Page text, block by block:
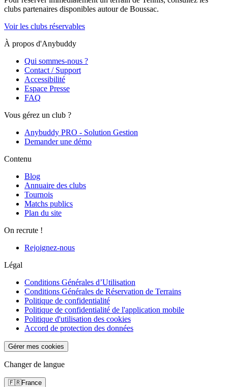
clubs partenaires disponibles autour de Boussac.
Voir les clubs réservables
À propos d'Anybuddy
Qui sommes-nous ?
Contact / Support
Accessibilité
Espace Presse
FAQ
Vous gérez un club ?
Anybuddy PRO - Solution Gestion
Demander une démo
Contenu
Blog
Annuaire des clubs
Tournois
Matchs publics
Plan du site
On recrute !
Rejoignez-nous
Légal
Conditions Générales d’Utilisation
Conditions Générales de Réservation de Terrains
Politique de confidentialité
Politique de confidentialité de l'application mobile
Politique d'utilisation des cookies
Accord de protection des données
Gérer mes cookies
Changer de langue
🇫🇷France